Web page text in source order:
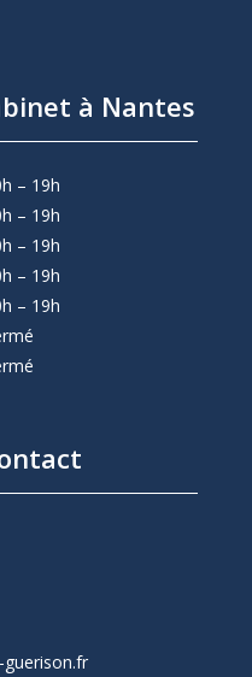
à Nantes
– 19h
– 19h
– 19h
– 19h
– 19h
guerison.fr